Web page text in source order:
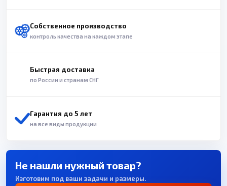
Собственное производство
контроль качества на каждом этапе
Быстрая доставка
по России и странам СНГ
Гарантия до 5 лет
на все виды продукции
Не нашли нужный товар?
Изготовим под ваши задачи и размеры.